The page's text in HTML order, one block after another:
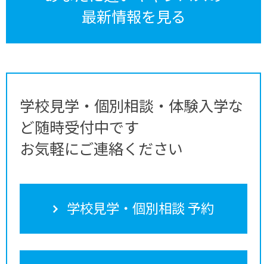
最新情報を見る
学校見学・個別相談・体験入学な
ど随時受付中です
お気軽にご連絡ください
学校見学・個別相談 予約